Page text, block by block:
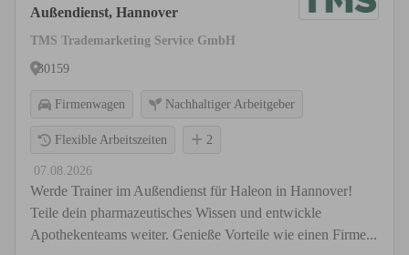
Außendienst, Hannover
TMS Trademarketing Service GmbH
30159
Firmenwagen Nachhaltiger Arbeitgeber
Flexible Arbeitszeiten 2
07.08.2026
Werde Trainer im Außendienst für Haleon in Hannover!
Teile dein pharmazeutisches Wissen und entwickle
Apothekenteams weiter. Genieße Vorteile wie einen Firme...